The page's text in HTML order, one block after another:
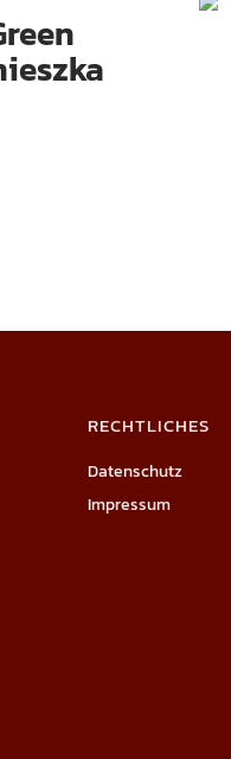
RECHTLICHES
Datenschutz
Impressum